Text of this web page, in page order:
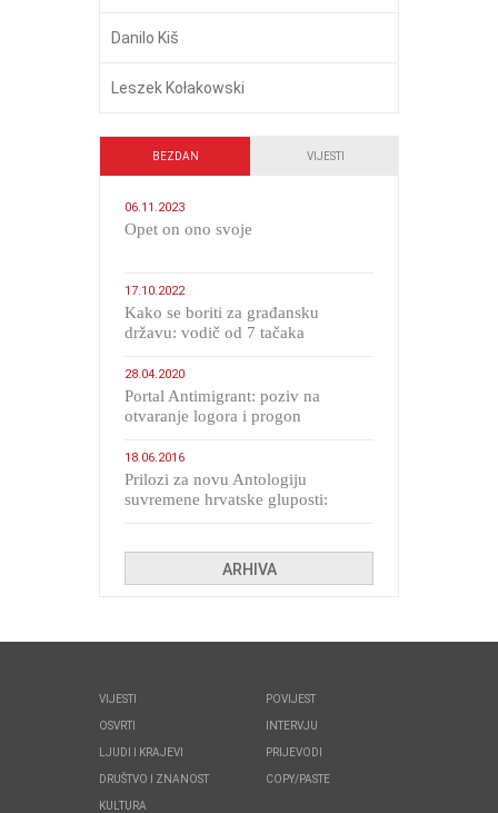
Danilo Kiš
Leszek Kołakowski
BEZDAN VIJESTI
06.11.2023
​Opet on ono svoje
17.10.2022
Kako se boriti za građansku
državu: vodič od 7 tačaka
28.04.2020
Portal Antimigrant: poziv na
otvaranje logora i progon
18.06.2016
Prilozi za novu Antologiju
suvremene hrvatske gluposti:
ARHIVA
VIJESTI
OSVRTI
LJUDI I KRAJEVI
DRUŠTVO I ZNANOST
KULTURA
POVIJEST
INTERVJU
PRIJEVODI
COPY/PASTE